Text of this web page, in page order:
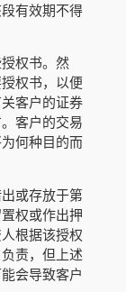
有效期不得
权书。然
权书，以便
客户的证券
客户的交易
何种目的而
或存放于第
权或作出押
根据该授权
责，但上述
会导致客户